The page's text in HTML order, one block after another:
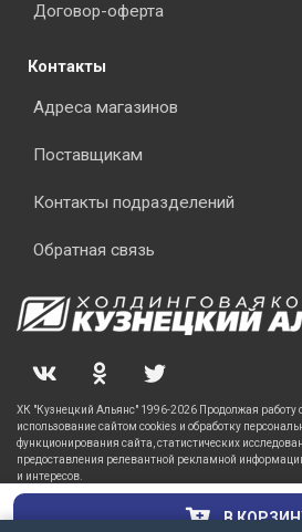
В
Договор-оферта
Контакты
Адреса магазинов
Поставщикам
Контакты подразделений
Обратная связь
ХК "Кузнецкий Альянс" 1996-2026 Продолжая работу
использование сайтом cookies и обработку
функционирования сайта, статистических
предоставления релевантной рекламной
и интересов.